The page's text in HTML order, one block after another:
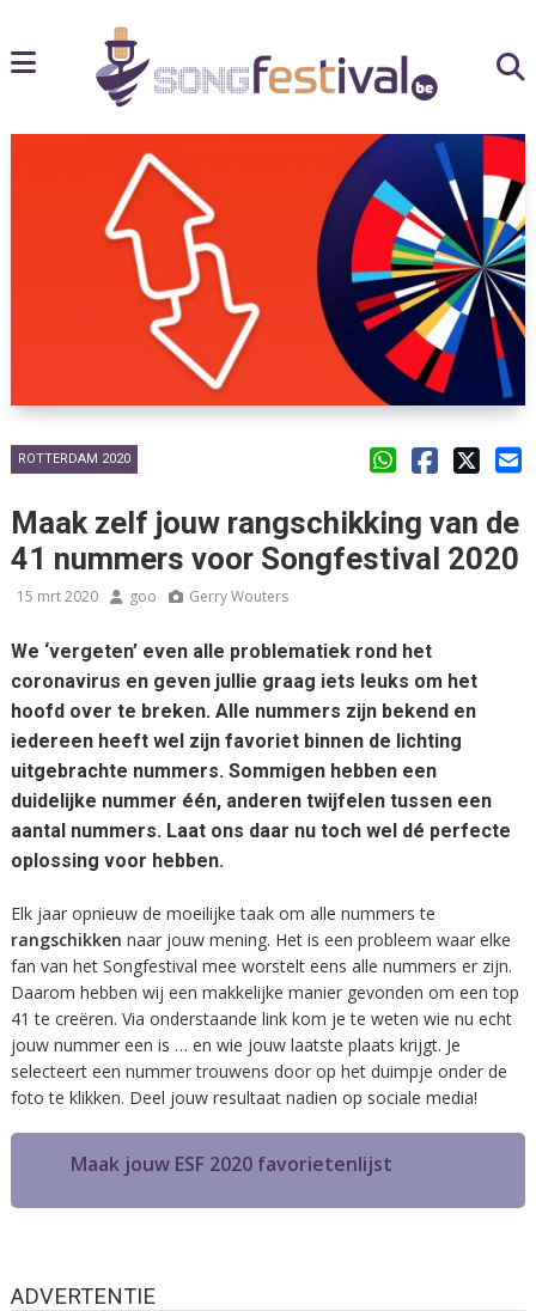
ROTTERDAM 2020
Maak zelf jouw rangschikking van de
41 nummers voor Songfestival 2020
15 mrt 2020 goo Gerry Wouters
We ‘vergeten’ even alle problematiek rond het
coronavirus en geven jullie graag iets leuks om het
hoofd over te breken. Alle nummers zijn bekend en
iedereen heeft wel zijn favoriet binnen de lichting
uitgebrachte nummers. Sommigen hebben een
duidelijke nummer één, anderen twijfelen tussen een
aantal nummers. Laat ons daar nu toch wel dé perfecte
oplossing voor hebben.
Elk jaar opnieuw de moeilijke taak om alle nummers te
rangschikken naar jouw mening. Het is een probleem waar elke
fan van het Songfestival mee worstelt eens alle nummers er zijn.
Daarom hebben wij een makkelijke manier gevonden om een top
41 te creëren. Via onderstaande link kom je te weten wie nu echt
jouw nummer een is … en wie jouw laatste plaats krijgt. Je
selecteert een nummer trouwens door op het duimpje onder de
foto te klikken. Deel jouw resultaat nadien op sociale media!
Maak jouw ESF 2020 favorietenlijst
ADVERTENTIE